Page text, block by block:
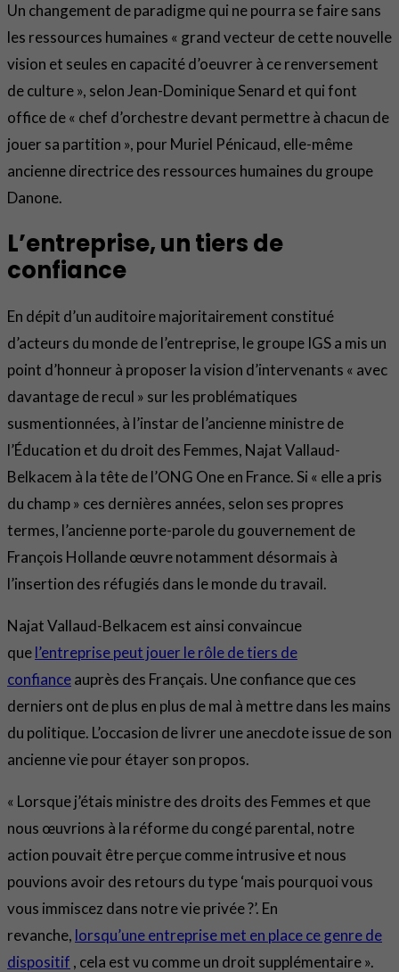
Un changement de paradigme qui ne pourra se faire sans
les ressources humaines « grand vecteur de cette nouvelle
vision et seules en capacité d’oeuvrer à ce renversement
de culture », selon Jean-Dominique Senard et qui font
office de « chef d’orchestre devant permettre à chacun de
jouer sa partition », pour Muriel Pénicaud, elle-même
ancienne directrice des ressources humaines du groupe
Danone.
L’entreprise, un tiers de
confiance
En dépit d’un auditoire majoritairement constitué
d’acteurs du monde de l’entreprise, le groupe IGS a mis un
point d’honneur à proposer la vision d’intervenants « avec
davantage de recul » sur les problématiques
susmentionnées, à l’instar de l’ancienne ministre de
l’Éducation et du droit des Femmes, Najat Vallaud-
Belkacem à la tête de l’ONG One en France. Si « elle a pris
du champ » ces dernières années, selon ses propres
termes, l’ancienne porte-parole du gouvernement de
François Hollande œuvre notamment désormais à
l’insertion des réfugiés dans le monde du travail.
Najat Vallaud-Belkacem est ainsi convaincue
quel’entreprise peut jouer le rôle de tiers de
confianceauprès des Français. Une confiance que ces
derniers ont de plus en plus de mal à mettre dans les mains
du politique. L’occasion de livrer une anecdote issue de son
ancienne vie pour étayer son propos.
« Lorsque j’étais ministre des droits des Femmes et que
nous œuvrions à la réforme du congé parental, notre
action pouvait être perçue comme intrusive et nous
pouvions avoir des retours du type ‘mais pourquoi vous
vous immiscez dans notre vie privée ?’. En
revanche, lorsqu’une entreprise met en place ce genre de
dispositif , cela est vu comme un droit supplémentaire ».